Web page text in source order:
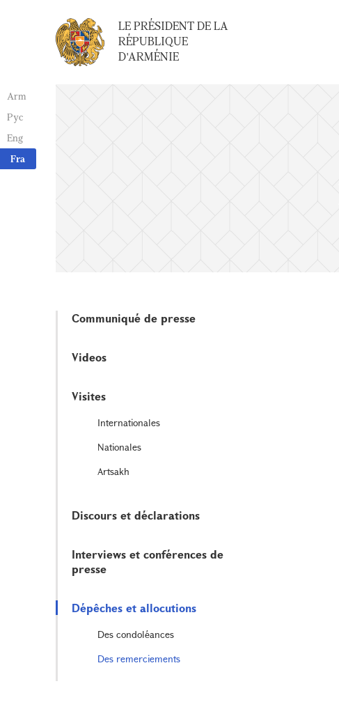
Arm
Рус
Eng
Fra
LE PRÉSIDENT DE LA
RÉPUBLIQUE
D'ARMÉNIE
Communiqué de presse
Videos
Visites
Internationales
Nationales
Artsakh
Discours et déclarations
Interviews et conférences de
presse
Dépêches et allocutions
Des condoléances
Des remerciements